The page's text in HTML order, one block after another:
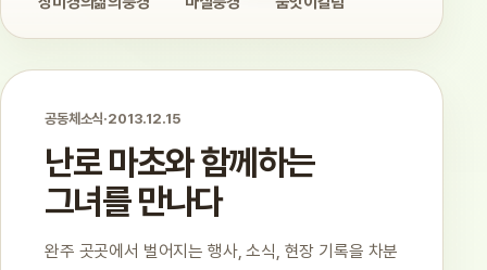
공동체소식·2013.12.15
난로 마초와 함께하는
그녀를 만나다
완주 곳곳에서 벌어지는 행사, 소식, 현장 기록을 차분